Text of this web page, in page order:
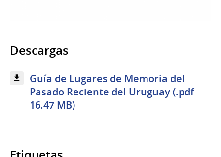
Descargas
Guía de Lugares de Memoria del
Pasado Reciente del Uruguay (.pdf
16.47 MB)